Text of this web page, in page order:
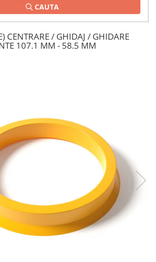
CAUTA
CENTRARE / GHIDAJ / GHIDARE
107.1 MM - 58.5 MM